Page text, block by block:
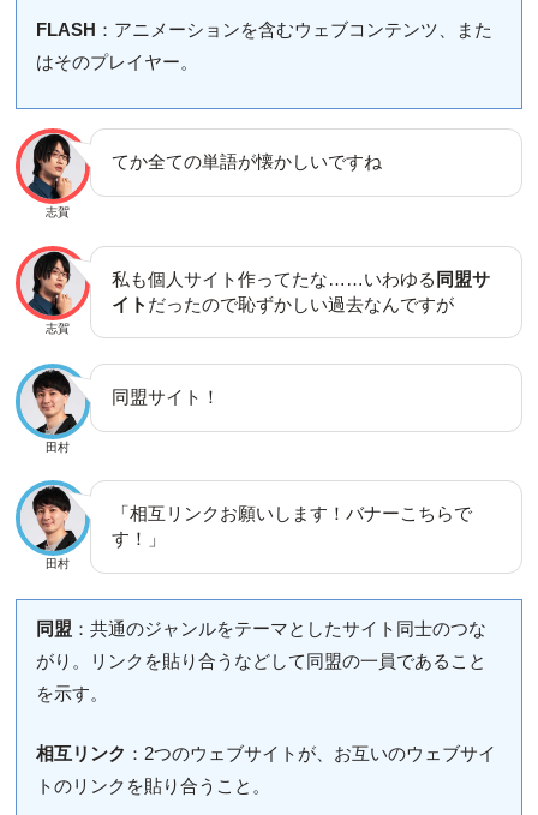
FLASH ：アニメーションを含むウェブコンテンツ、また
はそのプレイヤー。
志賀
てか全ての単語が懐かしいですね
志賀
私も個人サイト作ってたな……いわゆる 同盟サ
イト だったので恥ずかしい過去なんですが
田村
同盟サイト！
田村
「相互リンクお願いします！バナーこちらで
す！」
同盟 ：共通のジャンルをテーマとしたサイト同士のつな
がり。リンクを貼り合うなどして同盟の一員であること
を示す。
相互リンク ：2つのウェブサイトが、お互いのウェブサイ
トのリンクを貼り合うこと。